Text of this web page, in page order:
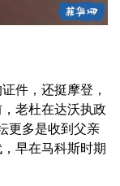
件，还挺摩登，
老杜在达沃执政
更多是收到父亲
早在马科斯时期